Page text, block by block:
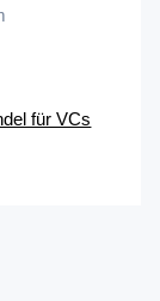
für VCs